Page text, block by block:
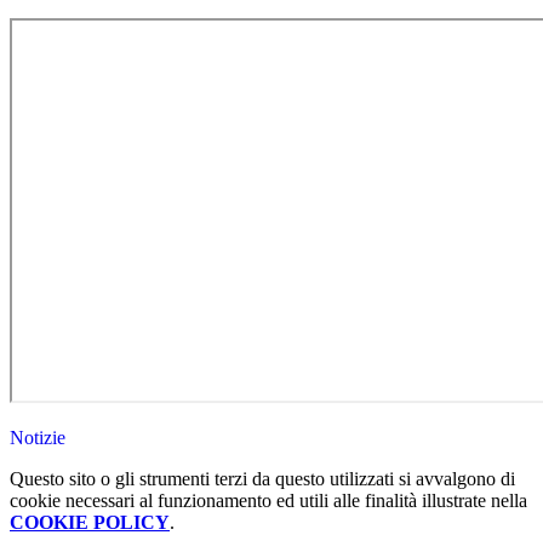
Notizie
Questo sito o gli strumenti terzi da questo utilizzati si avvalgono di
cookie necessari al funzionamento ed utili alle finalità illustrate nella
COOKIE POLICY.